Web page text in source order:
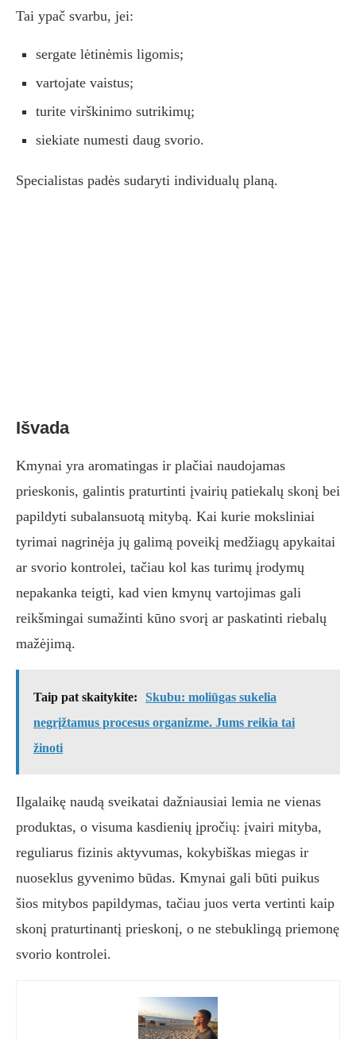
Tai ypač svarbu, jei:
sergate lėtinėmis ligomis;
vartojate vaistus;
turite virškinimo sutrikimų;
siekiate numesti daug svorio.
Specialistas padės sudaryti individualų planą.
Išvada
Kmynai yra aromatingas ir plačiai naudojamas
prieskonis, galintis praturtinti įvairių patiekalų skonį bei
papildyti subalansuotą mitybą. Kai kurie moksliniai
tyrimai nagrinėja jų galimą poveikį medžiagų apykaitai
ar svorio kontrolei, tačiau kol kas turimų įrodymų
nepakanka teigti, kad vien kmynų vartojimas gali
reikšmingai sumažinti kūno svorį ar paskatinti riebalų
mažėjimą.
Taip pat skaitykite:
Skubu: moliūgas sukelia
negrįžtamus procesus organizme. Jums reikia tai
žinoti
Ilgalaikę naudą sveikatai dažniausiai lemia ne vienas
produktas, o visuma kasdienių įpročių: įvairi mityba,
reguliarus fizinis aktyvumas, kokybiškas miegas ir
nuoseklus gyvenimo būdas. Kmynai gali būti puikus
šios mitybos papildymas, tačiau juos verta vertinti kaip
skonį praturtinantį prieskonį, o ne stebuklingą priemonę
svorio kontrolei.